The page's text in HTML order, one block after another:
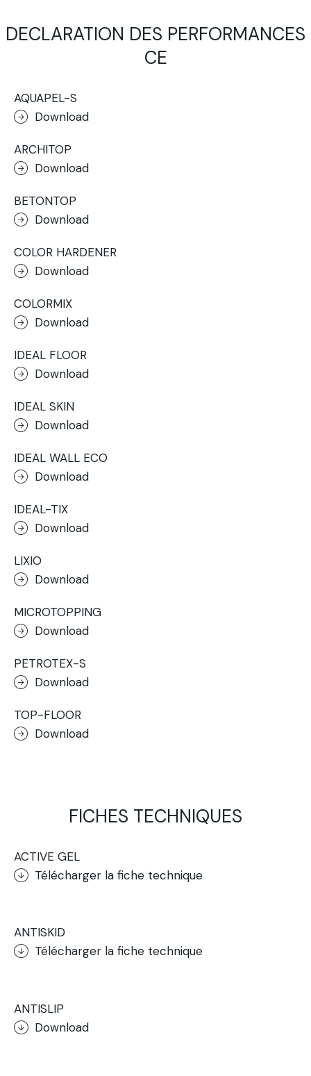
DECLARATION DES PERFORMANCES
CE
AQUAPEL-S
Download
ARCHITOP
Download
BETONTOP
Download
COLOR HARDENER
Download
COLORMIX
Download
IDEAL FLOOR
Download
IDEAL SKIN
Download
IDEAL WALL ECO
Download
IDEAL-TIX
Download
LIXIO
Download
MICROTOPPING
Download
PETROTEX-S
Download
TOP-FLOOR
Download
FICHES TECHNIQUES
ACTIVE GEL
Télécharger la fiche technique
ANTISKID
Télécharger la fiche technique
ANTISLIP
Download